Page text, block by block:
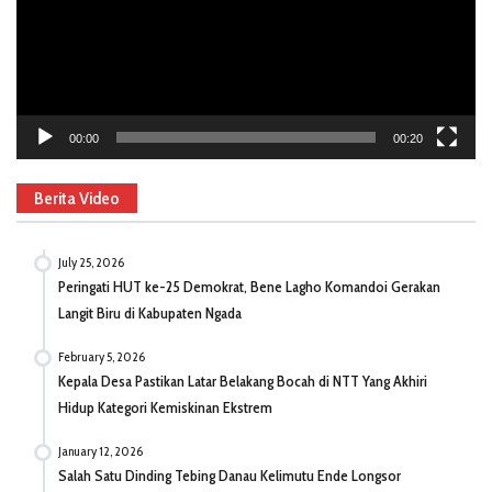
00:00 00:20
Berita Video
July 25, 2026
Peringati HUT ke-25 Demokrat, Bene Lagho Komandoi Gerakan
Langit Biru di Kabupaten Ngada
February 5, 2026
Kepala Desa Pastikan Latar Belakang Bocah di NTT Yang Akhiri
Hidup Kategori Kemiskinan Ekstrem
January 12, 2026
Salah Satu Dinding Tebing Danau Kelimutu Ende Longsor